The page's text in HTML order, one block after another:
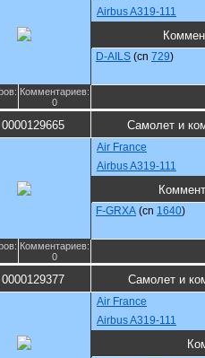
Airbus A319-111
D-AILS (cn 729)
Комментариев:
0
0000129665 Самолет и
Air France
Airbus A319-111
F-GRXA (cn 1640)
Комментариев:
0
0000129377 Самолет и
Air France
Airbus A319-111